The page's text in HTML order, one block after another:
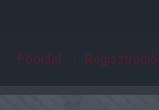
Főoldal Regisztráció